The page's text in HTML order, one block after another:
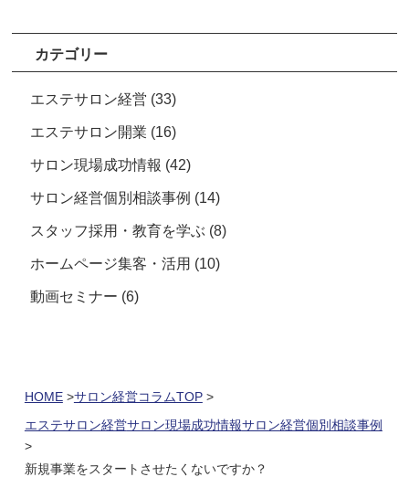
カテゴリー
エステサロン経営 (33)
エステサロン開業 (16)
サロン現場成功情報 (42)
サロン経営個別相談事例 (14)
スタッフ採用・教育を学ぶ (8)
ホームページ集客・活用 (10)
動画セミナー (6)
HOME
サロン経営コラムTOP
エステサロン経営サロン現場成功情報サロン経営個別相談事例
新規事業をスタートさせたくないですか？